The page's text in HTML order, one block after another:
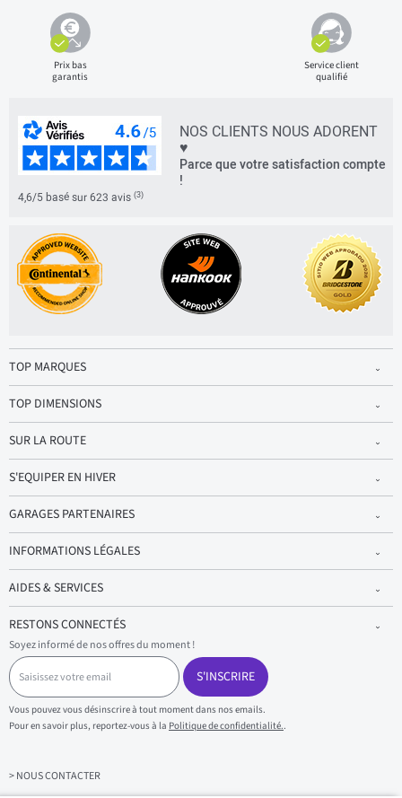
Prix bas
garantis
Service client
qualifié
NOS CLIENTS NOUS ADORENT
♥
Parce que votre satisfaction compte
!
4,6/5 basé sur 623 avis (3)
TOP MARQUES
TOP DIMENSIONS
SUR LA ROUTE
S'EQUIPER EN HIVER
GARAGES PARTENAIRES
INFORMATIONS LÉGALES
AIDES & SERVICES
RESTONS CONNECTÉS
Soyez informé de nos offres du moment !
S
a
i
s
i
s
z
v
S'INSCRIRE
Vous pouvez vous désinscrire à tout moment dans nos emails.
Pour en savoir plus, reportez-vous à la Politique de confidentialité..
> NOUS CONTACTER